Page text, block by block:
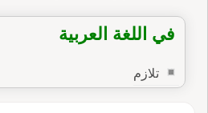
في اللغة العربية
تلازم